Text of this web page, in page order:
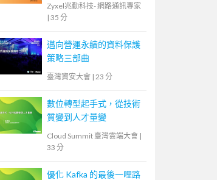
Zyxel兆勤科技- 網路通訊專家
| 35 分
邁向營運永續的資料保護
策略三部曲
臺灣資安大會 | 23 分
數位轉型起手式，從技術
質變到人才量變
Cloud Summit 臺灣雲端大會 |
33 分
優化 Kafka 的最後一哩路